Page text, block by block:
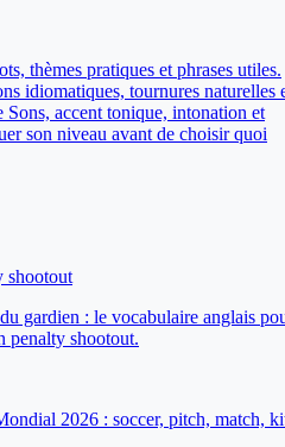
thèmes pratiques et phrases utiles.
idiomatiques, tournures naturelles
Sons, accent tonique, intonation et
son niveau avant de choisir quoi
shootout
gardien : le vocabulaire anglais
penalty shootout.
2026 : soccer, pitch, match,